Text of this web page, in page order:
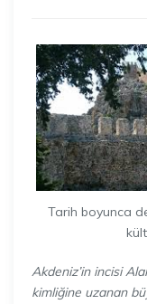
Tarih boyunca
Akdeniz’in incisi
kimliğine uzanan